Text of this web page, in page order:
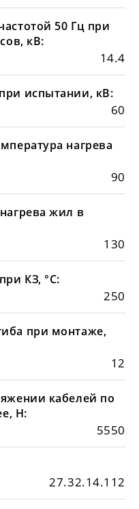
50 Гц при
кВ:
14.4
испытании, кВ:
60
нагрева
90
жил в
130
КЗ, °С:
250
при монтаже,
12
кабелей по
Н:
5550
27.32.14.112